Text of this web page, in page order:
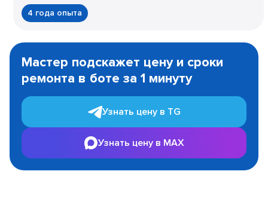
4 года опыта
1
Мастер подскажет цену и сроки
ремонта в боте за 1 минуту
Узнать цену в TG
Узнать цену в MAX